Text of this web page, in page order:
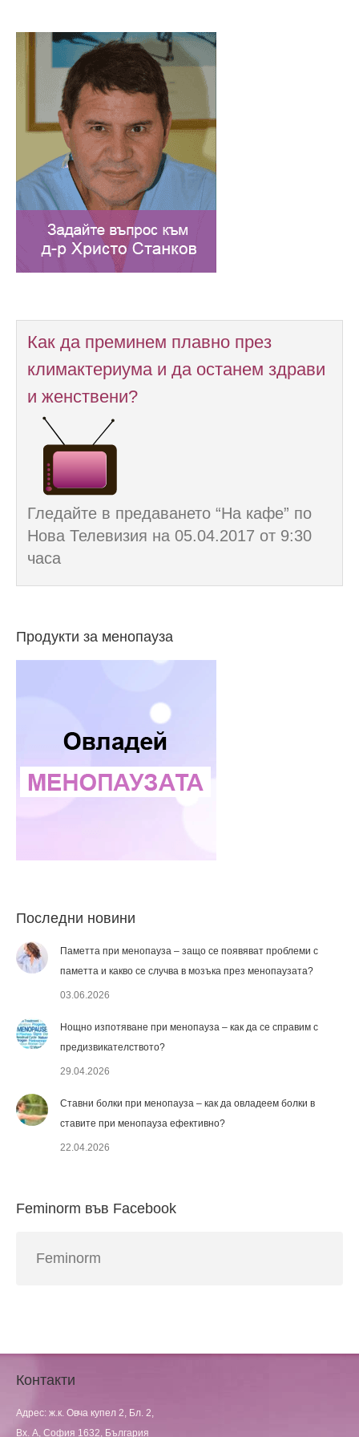
Как да преминем плавно през
климактериума и да останем здрави
и женствени?
Гледайте в предаването “На кафе” по
Нова Телевизия на 05.04.2017 от 9:30
часа
Продукти за менопауза
Последни новини
Паметта при менопауза – защо се появяват проблеми с
паметта и какво се случва в мозъка през менопаузата?
03.06.2026
Нощно изпотяване при менопауза – как да се справим с
предизвикателството?
29.04.2026
Ставни болки при менопауза – как да овладеем болки в
ставите при менопауза ефективно?
22.04.2026
Feminorm във Facebook
Feminorm
Контакти
Адрес: ж.к. Овча купел 2, Бл. 2,
Вх. А, София 1632, България